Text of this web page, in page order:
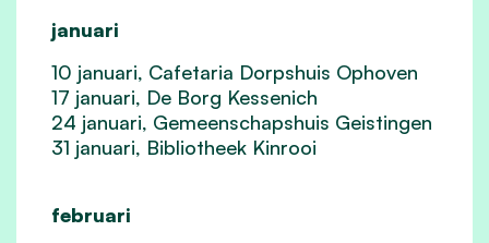
januari
10 januari, Cafetaria Dorpshuis Ophoven
17 januari, De Borg Kessenich
24 januari, Gemeenschapshuis Geistingen
31 januari, Bibliotheek Kinrooi
februari